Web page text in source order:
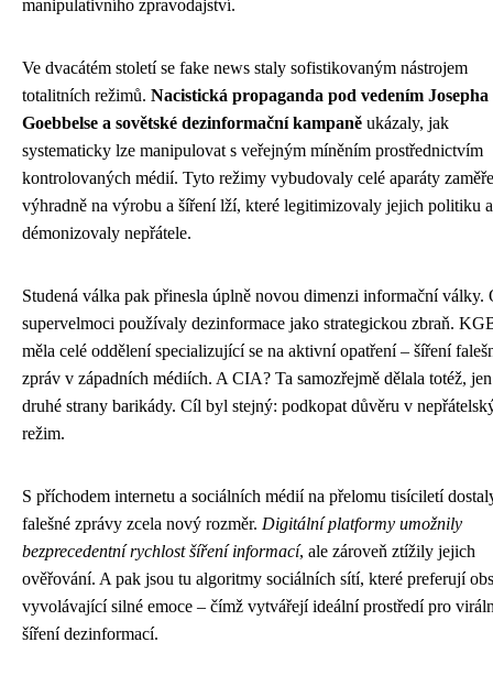
manipulativního zpravodajství.
Ve dvacátém století se fake news staly sofistikovaným nástrojem
totalitních režimů. Nacistická propaganda pod vedením Josepha
Goebbelse a sovětské dezinformační kampaně ukázaly, jak
systematicky lze manipulovat s veřejným míněním prostřednictvím
kontrolovaných médií. Tyto režimy vybudovaly celé aparáty
výhradně na výrobu a šíření lží, které legitimizovaly jejich politiku a
démonizovaly nepřátele.
Studená válka pak přinesla úplně novou dimenzi informační války.
supervelmoci používaly dezinformace jako strategickou zbraň.
měla celé oddělení specializující se na aktivní opatření – šíření
zpráv v západních médiích. A CIA? Ta samozřejmě dělala totéž,
druhé strany barikády. Cíl byl stejný: podkopat důvěru v
režim.
S příchodem internetu a sociálních médií na přelomu tisíciletí
falešné zprávy zcela nový rozměr. Digitální platformy umožnily
bezprecedentní rychlost šíření informací, ale zároveň ztížily jejich
ověřování. A pak jsou tu algoritmy sociálních sítí, které preferují
vyvolávající silné emoce – čímž vytvářejí ideální prostředí pro
šíření dezinformací.